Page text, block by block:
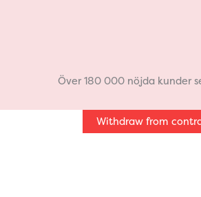
b
o
a
g
Över 180 000 nöjda kunder
Withdraw from